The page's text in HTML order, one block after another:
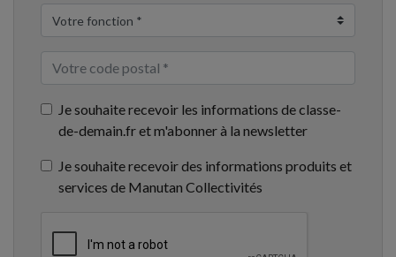
Je souhaite recevoir les informations de classe-
de-demain.fr et m'abonner à la newsletter
Je souhaite recevoir des informations produits et
services de Manutan Collectivités